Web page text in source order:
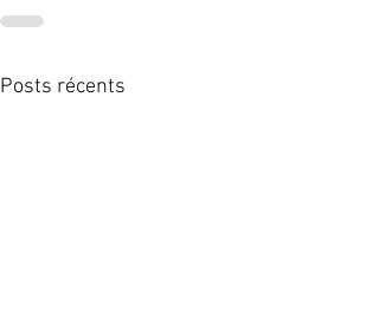
Posts récents